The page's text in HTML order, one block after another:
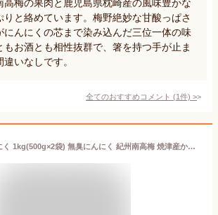
高梅の果肉と鹿児島県枕崎産の風味豊かな
りと絡めています。梅野絶妙な甘酸っぱさ
にんにくの芯まで染み込んだ三位一体の味
もお酒とも相性抜群で、箸を持つ手が止ま
いなしです。
全てのおすすめコメント (1件) >
猿梅 梅にんにく 1kg(500g×2袋) 無臭にんにく 紀州南高梅 焼津産かつお節使用